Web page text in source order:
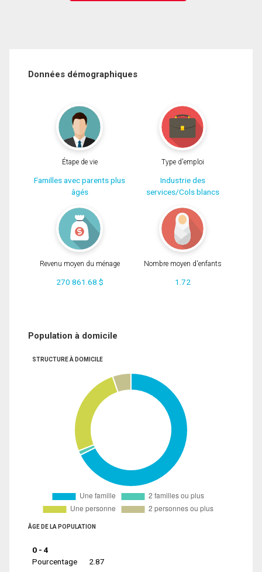
Données démographiques
Étape de vie
Familles avec parents plus
âgés
Type d'emploi
Industrie des
services/Cols blancs
Revenu moyen du ménage
270 861.68 $
Nombre moyen d'enfants
1.72
Population à domicile
STRUCTURE À DOMICILE
ÂGE DE LA POPULATION
0 - 4
Pourcentage
2.87